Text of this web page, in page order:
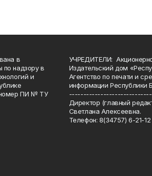
в
надзору в
и
номер ПИ № ТУ
УЧРЕДИТЕЛИ:
Издательский дом
Агентство по печати и
информации Республики
Директор (главный
Светлана Алексеевна.
Телефон: 8(34757) 6-21-12